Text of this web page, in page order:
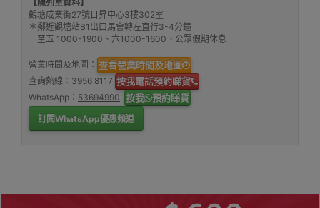
【陳列室資料】
觀塘成業街27號日昇中心3樓302室
＊鄰近觀塘站B1出口馬會轉左直行3-4分鐘
一至五 1000-1900、六1000-1600、公眾假期休息
營業時間及地圖： 查看營業時間及地圖
查詢熱線： 3956 8117 按我電話預約睇貨
WhatsApp： 53694990 按我 預約睇貨
訂閱WhatsApp優惠頻道